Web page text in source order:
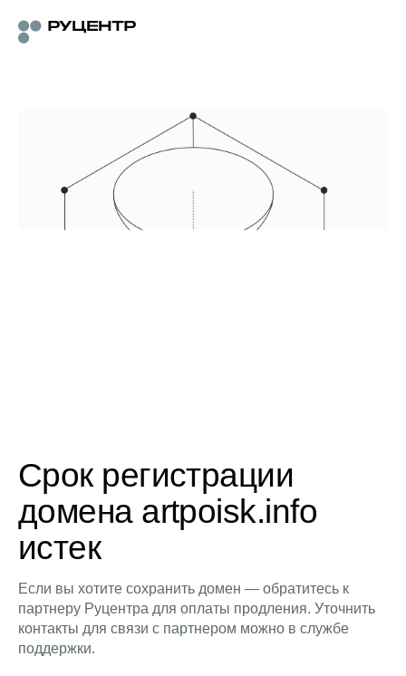
Срок регистрации
домена artpoisk.info
истек
Если вы хотите сохранить домен — обратитесь к
партнеру Руцентра для оплаты продления. Уточнить
контакты для связи с партнером можно в службе
поддержки.